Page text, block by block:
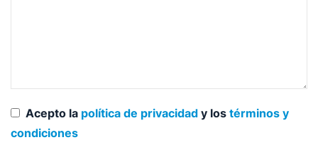
Acepto la política de privacidad y los términos y
condiciones